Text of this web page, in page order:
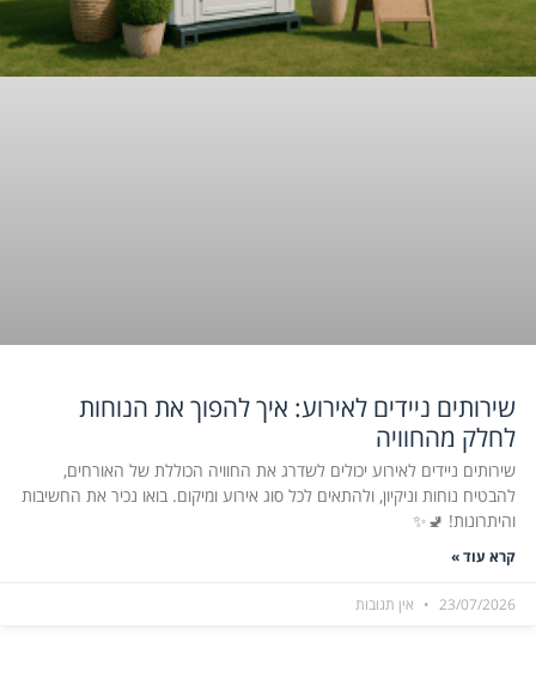
שירותים ניידים לאירוע: איך להפוך את הנוחות
לחלק מהחוויה
שירותים ניידים לאירוע יכולים לשדרג את החוויה הכוללת של האורחים,
להבטיח נוחות וניקיון, ולהתאים לכל סוג אירוע ומיקום. בואו נכיר את החשיבות
והיתרונות! 🚽✨
קרא עוד »
23/07/2026 אין תגובות